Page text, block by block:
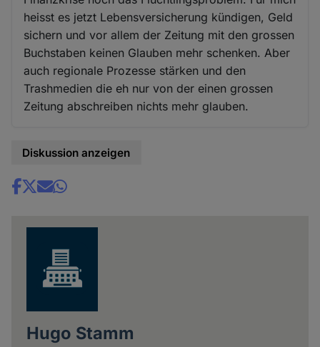
heisst es jetzt Lebensversicherung kündigen, Geld
sichern und vor allem der Zeitung mit den grossen
Buchstaben keinen Glauben mehr schenken. Aber
auch regionale Prozesse stärken und den
Trashmedien die eh nur von der einen grossen
Zeitung abschreiben nichts mehr glauben.
Diskussion anzeigen
Share
Hugo Stamm